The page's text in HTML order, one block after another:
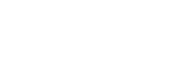
公司
118号